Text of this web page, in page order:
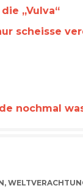
„Vulva“
scheisse
nochmal
,